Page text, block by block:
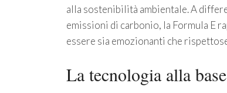
alla sostenibilità ambientale. A
emissioni di carbonio, la Formula E
essere sia emozionanti che
La tecnologia alla